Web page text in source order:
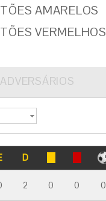
AMARELOS
VERMELHOS
D
2 0 0 0